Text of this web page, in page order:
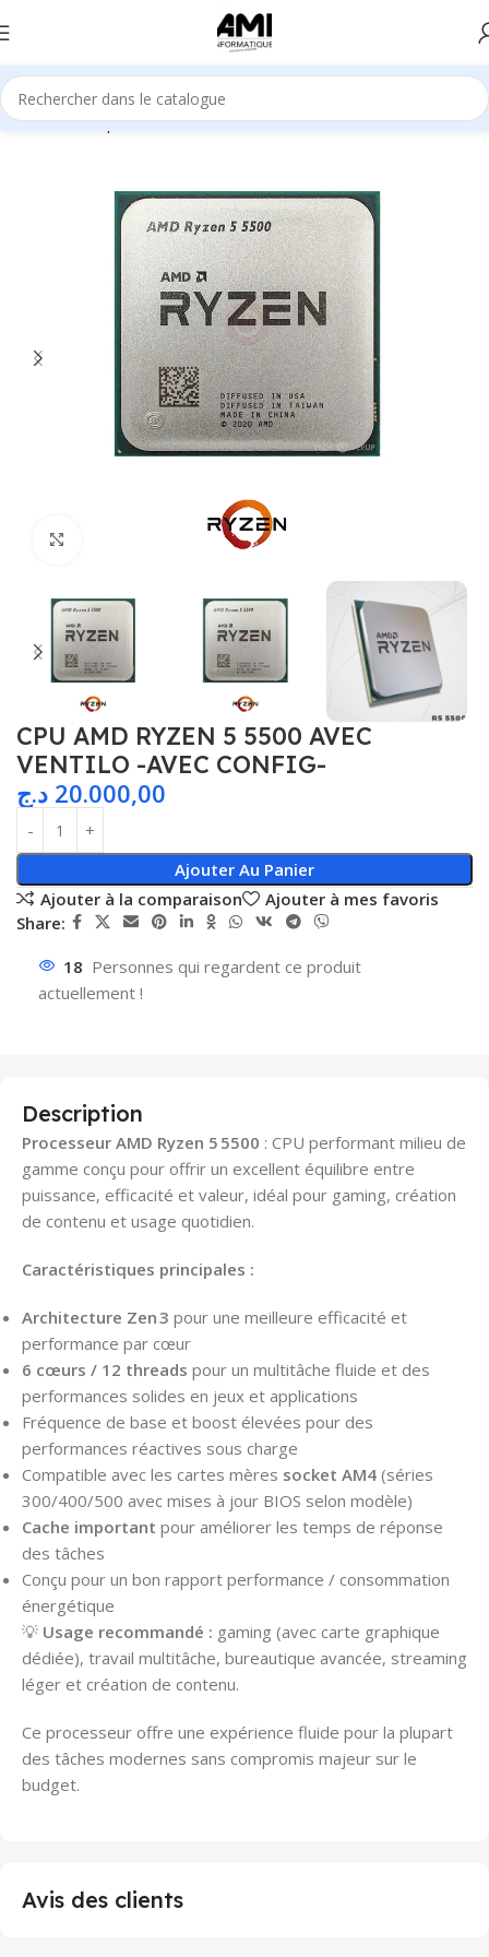
Accueil Composants Processeurs (CPU)
CPU AMD RYZEN 5 5500 AVEC
VENTILO -AVEC CONFIG-
20.000,00 د.ج
Ajouter Au Panier
Ajouter à la comparaison
Ajouter à mes favoris
Share:
18 Personnes qui regardent ce produit
actuellement !
Description
Processeur AMD Ryzen 5 5500 : CPU performant milieu de
gamme conçu pour offrir un excellent équilibre entre
puissance, efficacité et valeur, idéal pour gaming, création
de contenu et usage quotidien.
Caractéristiques principales :
Architecture Zen 3 pour une meilleure efficacité et
performance par cœur
6 cœurs / 12 threads pour un multitâche fluide et des
performances solides en jeux et applications
Fréquence de base et boost élevées pour des
performances réactives sous charge
Compatible avec les cartes mères socket AM4 (séries
300/400/500 avec mises à jour BIOS selon modèle)
Cache important pour améliorer les temps de réponse
des tâches
Conçu pour un bon rapport performance / consommation
énergétique
💡 Usage recommandé : gaming (avec carte graphique
dédiée), travail multitâche, bureautique avancée, streaming
léger et création de contenu.
Ce processeur offre une expérience fluide pour la plupart
des tâches modernes sans compromis majeur sur le
budget.
Avis des clients